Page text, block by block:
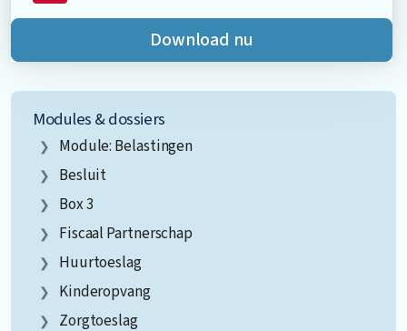
Download nu
Modules & dossiers
Module: Belastingen
Besluit
Box 3
Fiscaal Partnerschap
Huurtoeslag
Kinderopvang
Zorgtoeslag